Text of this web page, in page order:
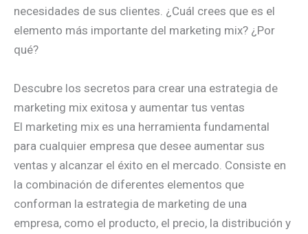
necesidades de sus clientes. ¿Cuál crees que es el
elemento más importante del marketing mix? ¿Por
qué?
Descubre los secretos para crear una estrategia de
marketing mix exitosa y aumentar tus ventas
El marketing mix es una herramienta fundamental
para cualquier empresa que desee aumentar sus
ventas y alcanzar el éxito en el mercado. Consiste en
la combinación de diferentes elementos que
conforman la estrategia de marketing de una
empresa, como el producto, el precio, la distribución y